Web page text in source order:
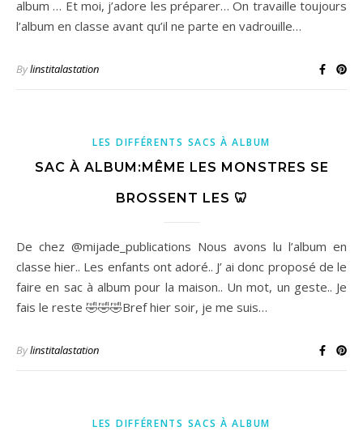
album … Et moi, j’adore les préparer… On travaille toujours
l’album en classe avant qu’il ne parte en vadrouille…
Bylinstitalastation
LES DIFFÉRENTS SACS À ALBUM
SAC À ALBUM:MÊME LES MONSTRES SE
BROSSENT LES 🦷
De chez @mijade_publications Nous avons lu l’album en
classe hier.. Les enfants ont adoré.. J’ ai donc proposé de le
faire en sac à album pour la maison.. Un mot, un geste.. Je
fais le reste 🤣🤣🤣Bref hier soir, je me suis…
Bylinstitalastation
LES DIFFÉRENTS SACS À ALBUM